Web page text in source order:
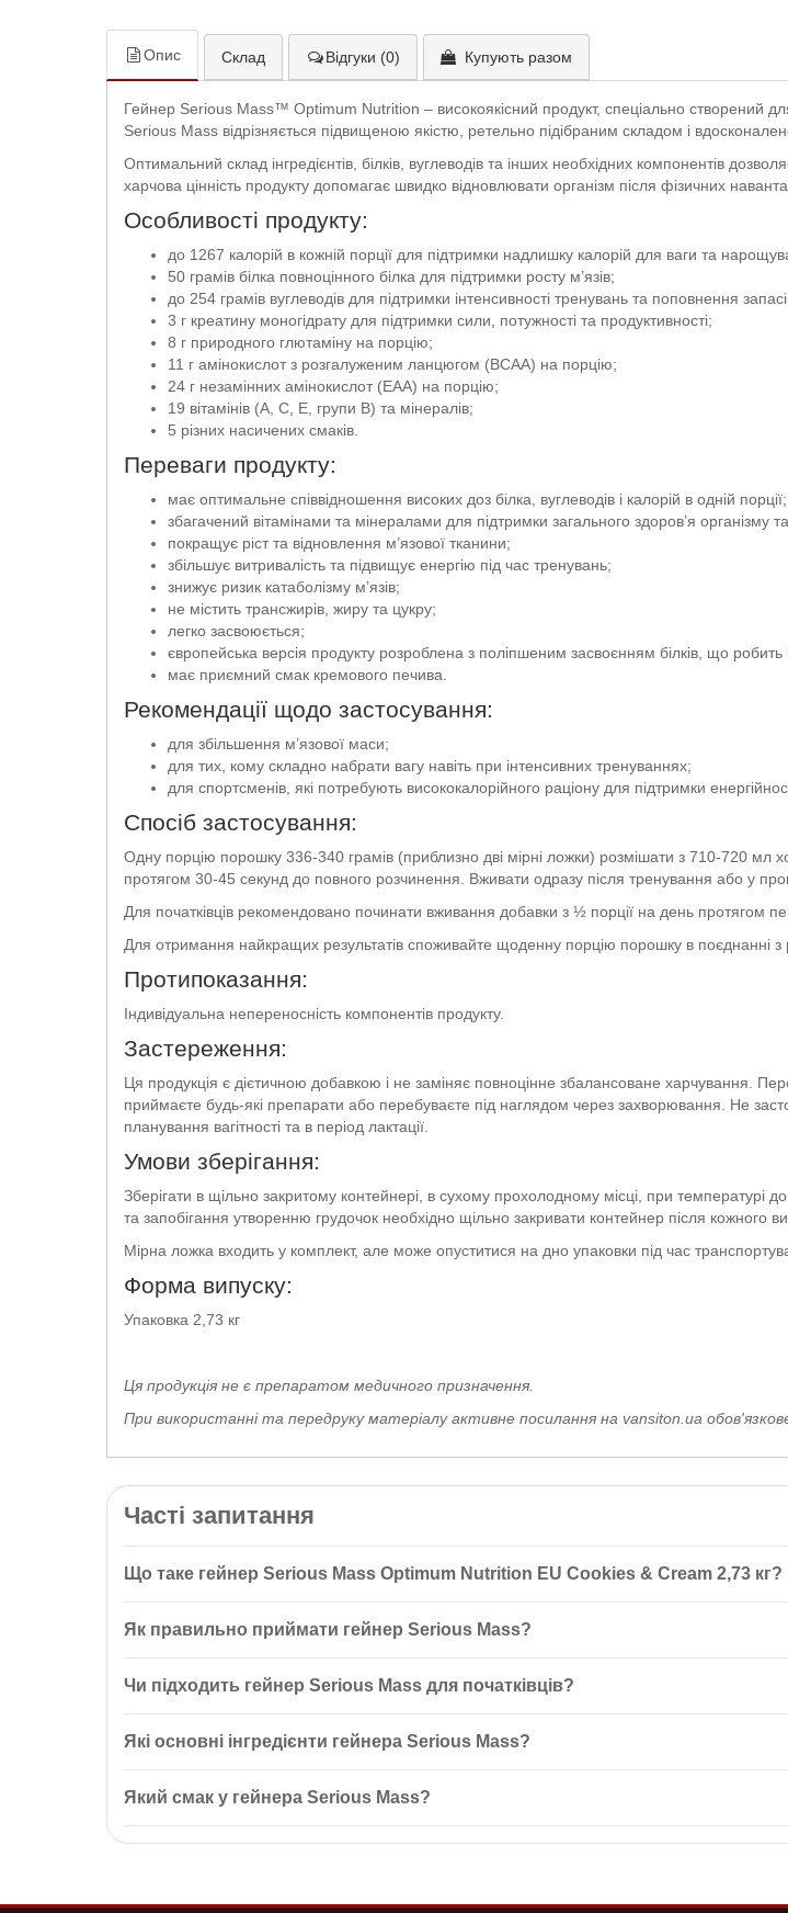
Опис Склад Відгуки (0) Купують разом
Гейнер Serious Mass™ Optimum Nutrition – високоякісний продукт, спеціально створений
Serious Mass відрізняється підвищеною якістю, ретельно підібраним складом і
Оптимальний склад інгредієнтів, білків, вуглеводів та інших необхідних компонентів
харчова цінність продукту допомагає швидко відновлювати організм після фізичних
Особливості продукту:
до 1267 калорій в кожній порції для підтримки надлишку калорій для ваги та
50 грамів білка повноцінного білка для підтримки росту м’язів;
до 254 грамів вуглеводів для підтримки інтенсивності тренувань та поповнення
3 г креатину моногідрату для підтримки сили, потужності та продуктивності;
8 г природного глютаміну на порцію;
11 г амінокислот з розгалуженим ланцюгом (BCAA) на порцію;
24 г незамінних амінокислот (EAA) на порцію;
19 вітамінів (А, С, Е, групи B) та мінералів;
5 різних насичених смаків.
Переваги продукту:
має оптимальне співвідношення високих доз білка, вуглеводів і калорій в одній порції;
збагачений вітамінами та мінералами для підтримки загального здоров’я
покращує ріст та відновлення м’язової тканини;
збільшує витривалість та підвищує енергію під час тренувань;
знижує ризик катаболізму м’язів;
не містить трансжирів, жиру та цукру;
легко засвоюється;
європейська версія продукту розроблена з поліпшеним засвоєнням білків, що
має приємний смак кремового печива.
Рекомендації щодо застосування:
для збільшення м’язової маси;
для тих, кому складно набрати вагу навіть при інтенсивних тренуваннях;
для спортсменів, які потребують висококалорійного раціону для підтримки
Спосіб застосування:
Одну порцію порошку 336-340 грамів (приблизно дві мірні ложки) розмішати з 710-720 мл
протягом 30-45 секунд до повного розчинення. Вживати одразу після тренування або у
Для початківців рекомендовано починати вживання добавки з ½ порції на день протягом
Для отримання найкращих результатів споживайте щоденну порцію порошку в поєднанні
Протипоказання:
Індивідуальна непереносність компонентів продукту.
Застереження:
Ця продукція є дієтичною добавкою і не заміняє повноцінне збалансоване харчування.
приймаєте будь-які препарати або перебуваєте під наглядом через захворювання. Не
планування вагітності та в період лактації.
Умови зберігання:
Зберігати в щільно закритому контейнері, в сухому прохолодному місці, при температурі
та запобігання утворенню грудочок необхідно щільно закривати контейнер після кожного
Мірна ложка входить у комплект, але може опуститися на дно упаковки під час
Форма випуску:
Упаковка 2,73 кг
Ця продукція не є препаратом медичного призначення.
При використанні та передруку матеріалу активне посилання на vansiton.ua
Часті запитання
Що таке гейнер Serious Mass Optimum Nutrition EU Cookies & Cream 2,73 кг?
м’язи. Він містить до 1267 калорій на порцію, 50 г білка та 254 г вуглеводів, що робить
Як правильно приймати гейнер Serious Mass?
Початківцям слід починати з ½ порції на день протягом першого тижня.
Чи підходить гейнер Serious Mass для початківців?
збільшувати дозу до повної порції.
Які основні інгредієнти гейнера Serious Mass?
підтримки загального здоров'я.
Який смак у гейнера Serious Mass?